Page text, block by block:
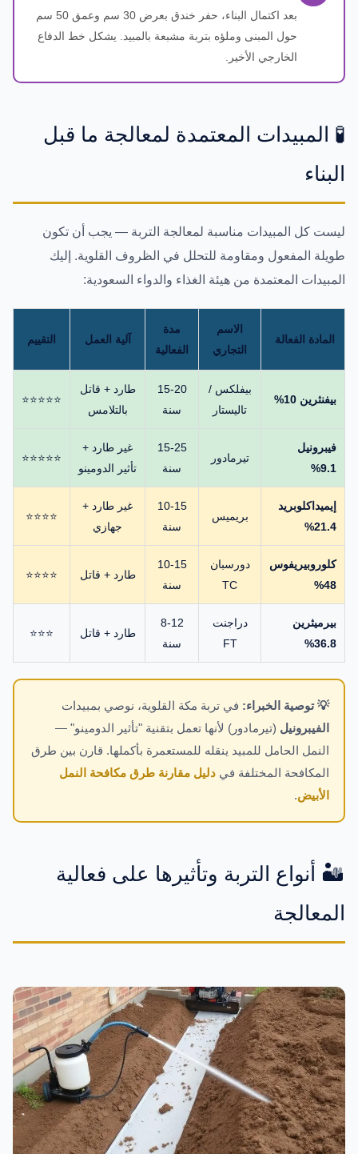
بعد اكتمال البناء، حفر خندق بعرض 30 سم وعمق 50 سم
حول المبنى وملؤه بتربة مشبعة بالمبيد. يشكل خط الدفاع
الخارجي الأخير.
🧪 المبيدات المعتمدة لمعالجة ما قبل
البناء
ليست كل المبيدات مناسبة لمعالجة التربة — يجب أن تكون
طويلة المفعول ومقاومة للتحلل في الظروف القلوية. إليك
المبيدات المعتمدة من هيئة الغذاء والدواء السعودية:
المادة الفعالة
الاسم
التجاري
مدة
الفعالية
آلية العمل التقييم
بيفنثرين 10%
بيفلكس /
تاليستار
15-20
سنة
طارد + قاتل
بالتلامس
⭐⭐⭐⭐⭐
فيبرونيل
9.1%
تيرمادور
15-25
سنة
غير طارد +
تأثير الدومينو
⭐⭐⭐⭐⭐
إيميداكلوبريد
21.4%
بريميس
10-15
سنة
غير طارد +
جهازي
⭐⭐⭐⭐
كلوروبيريفوس
48%
دورسبان
TC
10-15
سنة
طارد + قاتل ⭐⭐⭐⭐
بيرميثرين
36.8%
دراجنت
FT
8-12
سنة
طارد + قاتل ⭐⭐⭐
💡 توصية الخبراء: في تربة مكة القلوية، نوصي بمبيدات
الفيبرونيل (تيرمادور) لأنها تعمل بتقنية "تأثير الدومينو" —
النمل الحامل للمبيد ينقله للمستعمرة بأكملها. قارن بين طرق
المكافحة المختلفة في دليل مقارنة طرق مكافحة النمل
الأبيض.
🏜️ أنواع التربة وتأثيرها على فعالية
المعالجة